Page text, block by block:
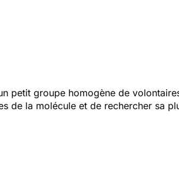
petit groupe homogène de
de la molécule et de rechercher sa